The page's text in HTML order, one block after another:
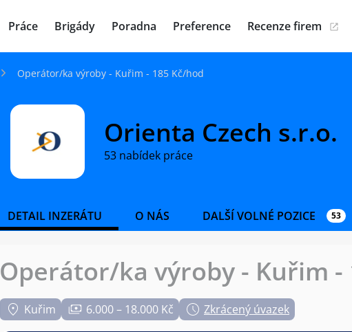
Práce Brigády Poradna Preference Recenze firem
Operátor/ka výroby - Kuřim - 185 Kč/hod
Orienta Czech s.r.o.
53 nabídek práce
DETAIL INZERÁTU O NÁS DALŠÍ VOLNÉ POZICE 53
Operátor/ka výroby - Kuřim -
Kuřim 6.000 – 18.000 Kč Zkrácený úvazek